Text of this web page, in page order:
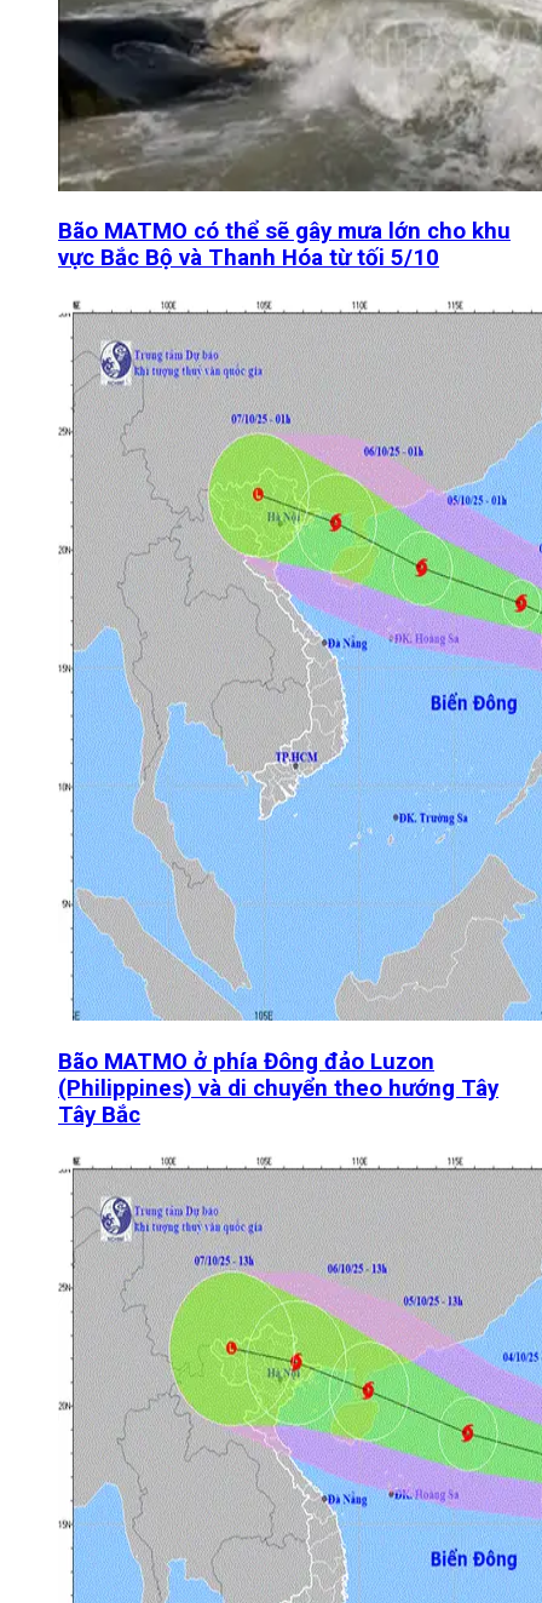
Bão MATMO có thể sẽ gây mưa lớn cho khu
vực Bắc Bộ và Thanh Hóa từ tối 5/10
Bão MATMO ở phía Đông đảo Luzon
(Philippines) và di chuyển theo hướng Tây
Tây Bắc